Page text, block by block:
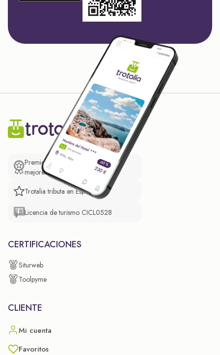
Premio de El Confidencial a las
mejores prácticas empresariales.
Trotalia tributa en España
Licencia de turismo CICL0528
CERTIFICACIONES
Siturweb
Toolpyme
CLIENTE
Mi cuenta
Favoritos